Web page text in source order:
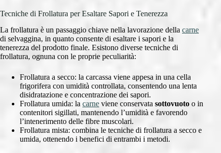
Tecniche di Frollatura per Esaltare Sapori e Tenerezza
La frollatura è un passaggio chiave nella lavorazione della carne
di selvaggina, in quanto consente di esaltare i sapori e la
tenerezza del prodotto finale. Esistono diverse tecniche di
frollatura, ognuna con le proprie peculiarità:
Frollatura a secco: la carcassa viene appesa in una cella
frigorifera con umidità controllata, consentendo una lenta
disidratazione e concentrazione dei sapori.
Frollatura umida: la carne viene conservata sottovuoto o in
contenitori sigillati, mantenendo l’umidità e favorendo
l’intenerimento delle fibre muscolari.
Frollatura mista: combina le tecniche di frollatura a secco e
umida, ottenendo i benefici di entrambi i metodi.